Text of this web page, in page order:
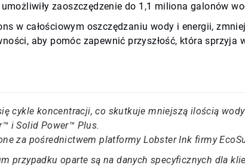
zaoszczędzenie do 1,1 miliona galonów
w całościowym oszczędzaniu wody i energii,
aby pomóc zapewnić przyszłość, która sprzyja
cykle koncentracji, co skutkuje mniejszą ilością
i Solid Power™ Plus.
za pośrednictwem platformy Lobster Ink firmy
przypadku oparte są na danych specyficznych dla